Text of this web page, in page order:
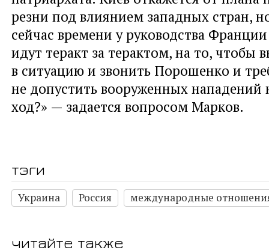
резни под влиянием западных стран,
сейчас времени у руководства
идут теракт за терактом, на то, чтобы
в ситуацию и звонить Порошенко и
не допустить вооруженных нападений
ход?» — задается вопросом Марков.
тэги
Украина Россия международные
читайте также